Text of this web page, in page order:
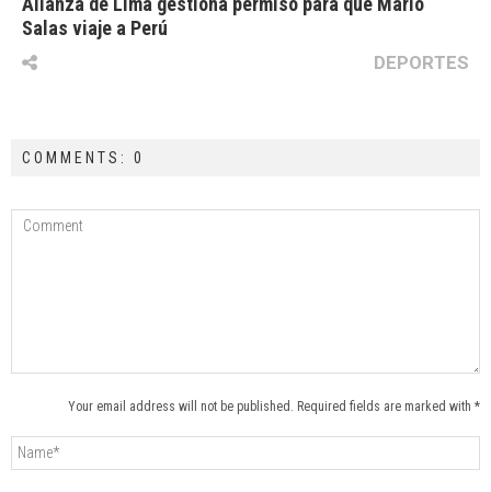
Salas viaje a Perú
DEPORTES
COMMENTS: 0
Your email address will not be published. Required fields are marked with *